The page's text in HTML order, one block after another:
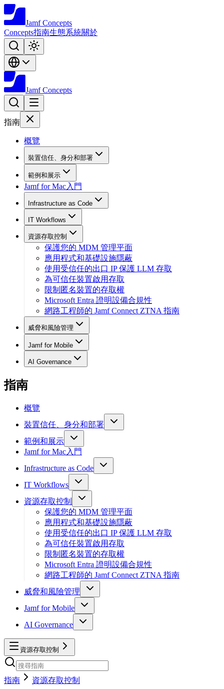
Jamf Concepts
Concepts指南生態系統關於
Jamf Concepts
指南
概覽
裝置信任、身分和部署
範例和展示
Jamf for Mac入門
Infrastructure as Code
IT Workflows
資源存取控制
保護您的 MDM 管理平面
應用程式和基礎設施隱蔽
使用受信任的出口 IP 保護 LLM 存取
為可信任裝置啟用存取
限制匿名裝置的存取權
Microsoft Entra 證明設備合規性
網路工程師的 Jamf Connect ZTNA 指南
威脅和風險管理
Jamf for Mobile
AI Governance
指南
概覽
裝置信任、身分和部署
範例和展示
Jamf for Mac入門
Infrastructure as Code
IT Workflows
資源存取控制
保護您的 MDM 管理平面
應用程式和基礎設施隱蔽
使用受信任的出口 IP 保護 LLM 存取
為可信任裝置啟用存取
限制匿名裝置的存取權
Microsoft Entra 證明設備合規性
網路工程師的 Jamf Connect ZTNA 指南
威脅和風險管理
Jamf for Mobile
AI Governance
資源存取控制
指南 資源存取控制